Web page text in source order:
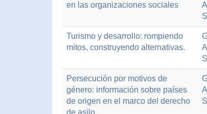
en las organizaciones sociales
Turismo y desarrollo: rompiendo
mitos, construyendo alternativas.
Persecución por motivos de
género: información sobre países
de origen en el marco del derecho
de asilo